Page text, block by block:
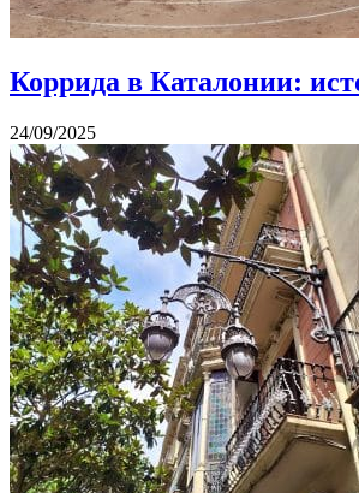
Коррида в Каталонии:
24/09/2025